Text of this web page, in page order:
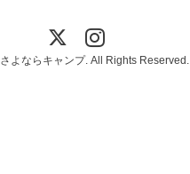
さよならキャンプ. All Rights Reserved.